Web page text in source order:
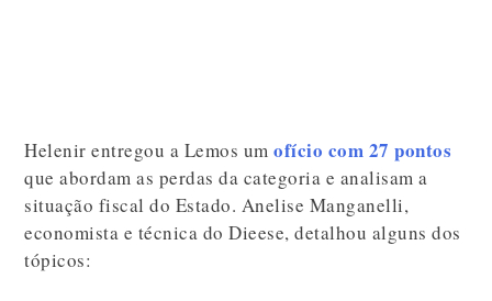
Helenir entregou a Lemos umofício com 27 pontos
que abordam as perdas da categoria e analisam a
situação fiscal do Estado. Anelise Manganelli,
economista e técnica do Dieese, detalhou alguns dos
tópicos: